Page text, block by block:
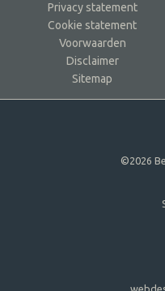
Privacy statement
Cookie statement
Voorwaarden
Disclaimer
Sitemap
©2026